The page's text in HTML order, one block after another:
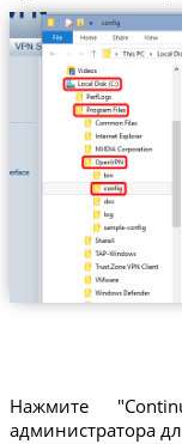
Нажмите
администратора